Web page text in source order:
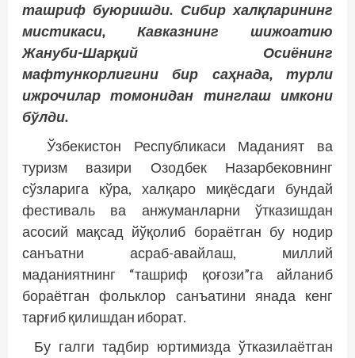
ташриф буюришди. Сибир халқларининг
мистикаси, Кавказнинг шижоатию
Жануби-Шарқий Осиёнинг
мафтункорлигини бир саҳнада, турли
ижрочилар томонидан тинглаш имкони
бўлди.
Ўзбекистон Республикаси Маданият ва
туризм вазири Озодбек Назарбековнинг
сўзларига кўра, халқаро миқёсдаги бундай
фестиваль ва анжуманларни ўтказишдан
асосий мақсад йўқолиб бораётган бу нодир
санъатни асраб-авайлаш, миллий
маданиятнинг “ташриф қоғози”га айланиб
бораётган фольклор санъатини янада кенг
тарғиб қилишдан иборат.
Бу галги тадбир юртимизда ўтказилаётган